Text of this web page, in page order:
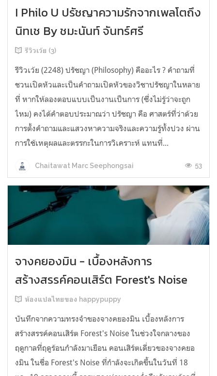
I Philo U ปรัชญาความรักจากเพลโตถึง
นิทเช By ชมะนันท์ จันทร์ศรี
รีวิวเว้ย (3)
รีวิวเว้ย (2248) ปรัชญา (Philosophy) คืออะไร ? คำถามที่
ชวนเปิดหัวและเป็นคำถามเปิดหัวของวิชาปรัชญาในหลาย
ที่ หากให้ลองตอบแบบเป็นงานเป็นการ (ซึ่งไม่รู้ว่าจะถูก
ไหม) คงได้คำตอบประมาณว่า ปรัชญา คือ ศาสตร์ที่ว่าด้วย
การตั้งคำถามและแสวงหาความจริงและความรู้ทั้งปวง ผ่าน
การใช้เหตุผลและตรรกะในการวิเคราะห์ แทนที่...
Chaitawat Marc Seephongsai 53
จางคยองมิน - เบื้องหลังการ
สร้างสรรค์คอนเสิร์ต Forest's Noise
ห้องแปลไทยของ happypuppy
บันทึกจากความทรงจำของจางคยองมิน เบื้องหลังการ
สร้างสรรค์คอนเสิร์ต Forest's Noise ในช่วงใจกลางของ
ฤดูกาลที่ฤดูร้อนกำลังมาเยือน คอนเสิร์ตเดี่ยวของจางคยอ
งมิน ในชื่อ Forest's Noise ที่กำลังจะเกิดขึ้นในวันที่ 18